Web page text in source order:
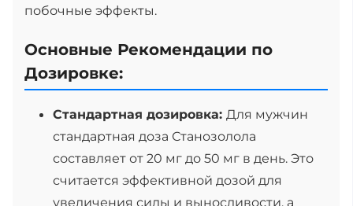
побочные эффекты.
Основные Рекомендации по
Дозировке:
Стандартная дозировка: Для мужчин
стандартная доза Станозолола
составляет от 20 мг до 50 мг в день. Это
считается эффективной дозой для
увеличения силы и выносливости, а